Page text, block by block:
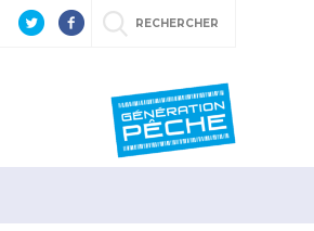
RECHERCHER